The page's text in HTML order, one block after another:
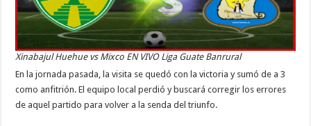
Xinabajul Huehue vs Mixco EN VIVO Liga Guate Banrural
En la jornada pasada, la visita se quedó con la victoria y sumó de a 3
como anfitrión. El equipo local perdió y buscará corregir los errores
de aquel partido para volver a la senda del triunfo.